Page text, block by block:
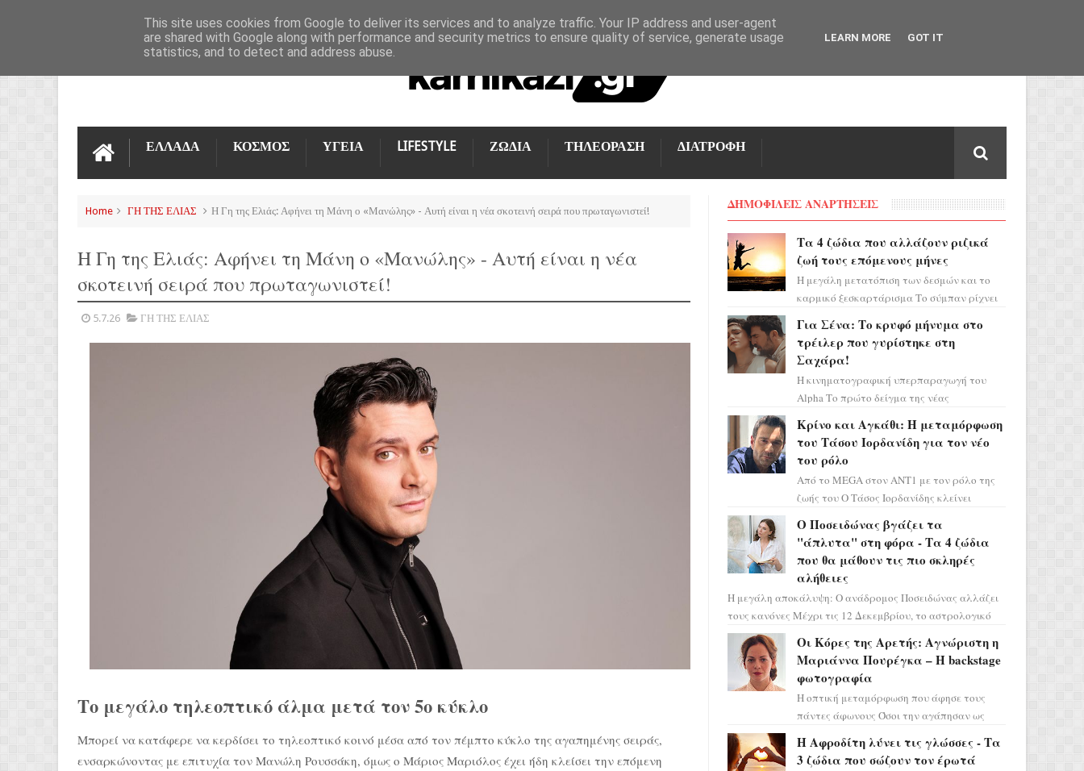
ΕΠΙΚΟΙΝΩΝΊΑ
ΕΛΛΑΔΑ ΚΟΣΜΟΣ ΥΓΕΙΑ LIFESTYLE ΖΩΔΙΑ ΤΗΛΕΟΡΑΣΗ ΔΙΑΤΡΟΦΗ
Home ΓΗ ΤΗΣ ΕΛΙΑΣ Η Γη της Ελιάς: Αφήνει τη Μάνη ο «Μανώλης» - Αυτή είναι η νέα σκοτεινή σειρά που πρωταγωνιστεί!
Η Γη της Ελιάς: Αφήνει τη Μάνη ο «Μανώλης» - Αυτή είναι η νέα
σκοτεινή σειρά που πρωταγωνιστεί!
5.7.26 ΓΗ ΤΗΣ ΕΛΙΑΣ
Το μεγάλο τηλεοπτικό άλμα μετά τον 5ο κύκλο
Μπορεί να κατάφερε να κερδίσει το τηλεοπτικό κοινό μέσα από τον πέμπτο κύκλο της αγαπημένης σειράς,
ενσαρκώνοντας με επιτυχία τον Μανώλη Ρουσσάκη, όμως ο Μάριος Μαριόλος έχει ήδη κλείσει την επόμενη
ΔΗΜΟΦΙΛΕΙΣ ΑΝΑΡΤΗΣΕΙΣ
Τα 4 ζώδια που αλλάζουν ριζικά
ζωή τους επόμενους μήνες
Η μεγάλη μετατόπιση των δεσμών και το
καρμικό ξεσκαρτάρισμα Το σύμπαν ρίχνει
προειδοποιεί: οι σελην...
Για Σένα: Το κρυφό μήνυμα στο
τρέιλερ που γυρίστηκε στη
Σαχάρα!
Η κινηματογραφική υπερπαραγωγή του
Alpha Το πρώτο δείγμα της νέας
η αισθητική του ξεπερνά κάθε π...
Κρίνο και Αγκάθι: Η μεταμόρφωση
του Τάσου Ιορδανίδη για τον νέο
του ρόλο
Από το MEGA στον ΑΝΤ1 με τον ρόλο της
ζωής του Ο Τάσος Ιορδανίδης κλείνει
επιτυχίας «Μια Νύχτα Μόνο» ...
Ο Ποσειδώνας βγάζει τα
"άπλυτα" στη φόρα - Τα 4 ζώδια
που θα μάθουν τις πιο σκληρές
αλήθειες
Η μεγάλη αποκάλυψη: Ο ανάδρομος Ποσειδώνας αλλάζει
τους κανόνες Μέχρι τις 12 Δεκεμβρίου, το αστρολογικό
σκηνικό θυμίζει ταινία μυστηρίου ...
Οι Κόρες της Αρετής: Αγνώριστη η
Μαριάννα Πουρέγκα – H backstage
φωτογραφία
Η οπτική μεταμόρφωση που άφησε τους
πάντες άφωνους Όσοι την αγάπησαν ως
πρέπει τώρα να προετοιμαστο...
Η Αφροδίτη λύνει τις γλώσσες - Τα
3 ζώδια που σώζουν τον έρωτά
This site uses cookies from Google to deliver its services and to analyze traffic. Your IP address and user-agent
are shared with Google along with performance and security metrics to ensure quality of service, generate usage
statistics, and to detect and address abuse.
LEARN MORE GOT IT